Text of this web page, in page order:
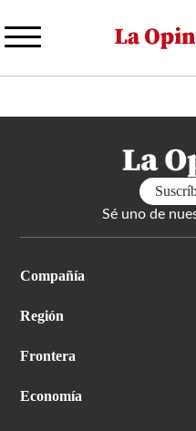
Sé uno de
Compañía
Región
Frontera
Economía